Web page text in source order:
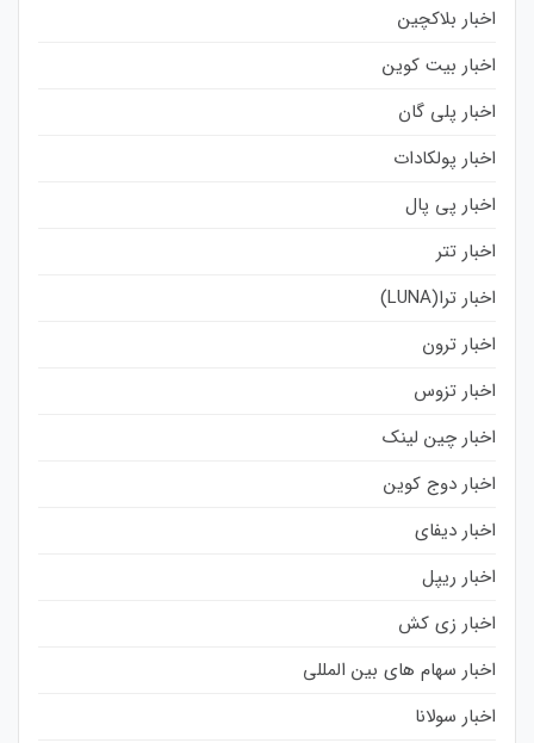
اخبار بلاکچین
اخبار بیت کوین
اخبار پلی گان
اخبار پولکادات
اخبار پی پال
اخبار تتر
اخبار ترا(LUNA)
اخبار ترون
اخبار تزوس
اخبار چین لینک
اخبار دوج کوین
اخبار دیفای
اخبار ریپل
اخبار زی کش
اخبار سهام های بین المللی
اخبار سولانا